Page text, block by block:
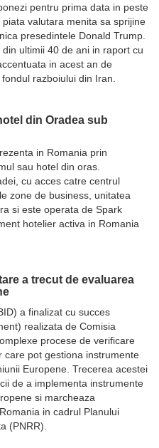
pentru prima data in peste
valutara menita sa sprijine
presedintele Donald Trump.
ultimii 40 de ani in raport cu
in acest an de
razboiului din Iran.
din Oradea sub
in Romania prin
sau hotel din oras.
cu acces catre centrul
zone de business, unitatea
si este operata de Spark
hotelier activa in Romania
a trecut de evaluarea
a finalizat cu succes
realizata de Comisia
procese de verificare
care pot gestiona instrumente
Europene. Trecerea acestei
de a implementa instrumente
si marcheaza
in cadrul Planului
(PNRR).